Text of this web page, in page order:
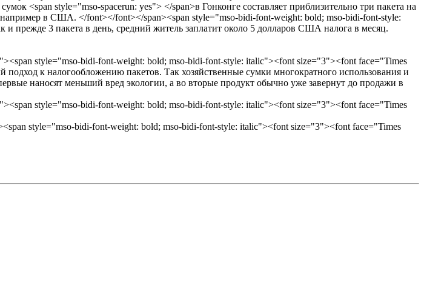
<span style="mso-spacerun: yes"> </span>в Гонконге составляет приблизительно три пакета на
в США. </font></font></span><span style="mso-bidi-font-weight: bold; mso-bidi-font-style:
прежде 3 пакета в день, средний житель заплатит около 5 долларов США налога в месяц.
style="mso-bidi-font-weight: bold; mso-bidi-font-style: italic"><font size="3"><font face="Times
к налогообложению пакетов. Так хозяйственные сумки многократного использования и
наносят меньший вред экологии, а во вторые продукт обычно уже завернут до продажи в
style="mso-bidi-font-weight: bold; mso-bidi-font-style: italic"><font size="3"><font face="Times
style="mso-bidi-font-weight: bold; mso-bidi-font-style: italic"><font size="3"><font face="Times